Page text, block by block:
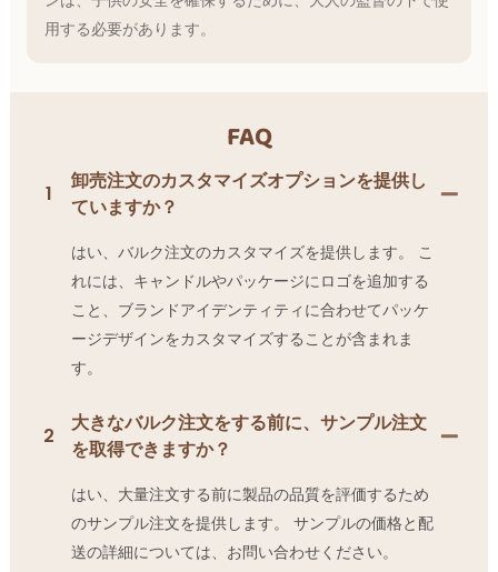
用する必要があります。
FAQ
1
卸売注文のカスタマイズオプションを提供し
ていますか？
はい、バルク注文のカスタマイズを提供します。 こ
れには、キャンドルやパッケージにロゴを追加する
こと、ブランドアイデンティティに合わせてパッケ
ージデザインをカスタマイズすることが含まれま
す。
2
大きなバルク注文をする前に、サンプル注文
を取得できますか？
はい、大量注文する前に製品の品質を評価するため
のサンプル注文を提供します。 サンプルの価格と配
送の詳細については、お問い合わせください。